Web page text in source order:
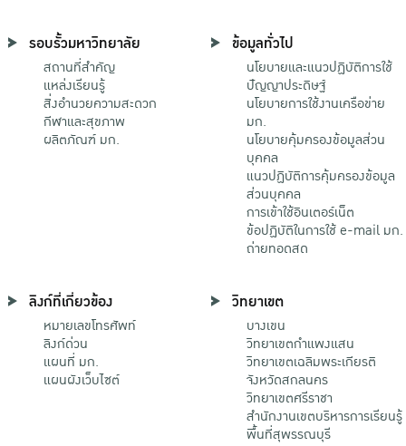
รอบรั้วมหาวิทยาลัย
สถานที่สำคัญ
แหล่งเรียนรู้
สิ่งอำนวยความสะดวก
กีฬาและสุขภาพ
ผลิตภัณฑ์ มก.
ข้อมูลทั่วไป
นโยบายและแนวปฏิบัติการใช้
ปัญญาประดิษฐ์
นโยบายการใช้งานเครือข่าย
มก.
นโยบายคุ้มครองข้อมูลส่วน
บุคคล
แนวปฏิบัติการคุ้มครองข้อมูล
ส่วนบุคคล
การเข้าใช้อินเตอร์เน็ต
ข้อปฏิบัติในการใช้ e-mail มก.
ถ่ายทอดสด
ลิงก์ที่เกี่ยวข้อง
หมายเลขโทรศัพท์
ลิงก์ด่วน
แผนที่ มก.
แผนผังเว็บไซต์
วิทยาเขต
บางเขน
วิทยาเขตกําแพงแสน
วิทยาเขตเฉลิมพระเกียรติ
จังหวัดสกลนคร
วิทยาเขตศรีราชา
สำนักงานเขตบริหารการเรียนรู้
พื้นที่สุพรรณบุรี